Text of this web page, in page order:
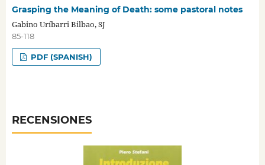
Grasping the Meaning of Death: some pastoral notes
Gabino Uríbarri Bilbao, SJ
85-118
PDF (SPANISH)
RECENSIONES